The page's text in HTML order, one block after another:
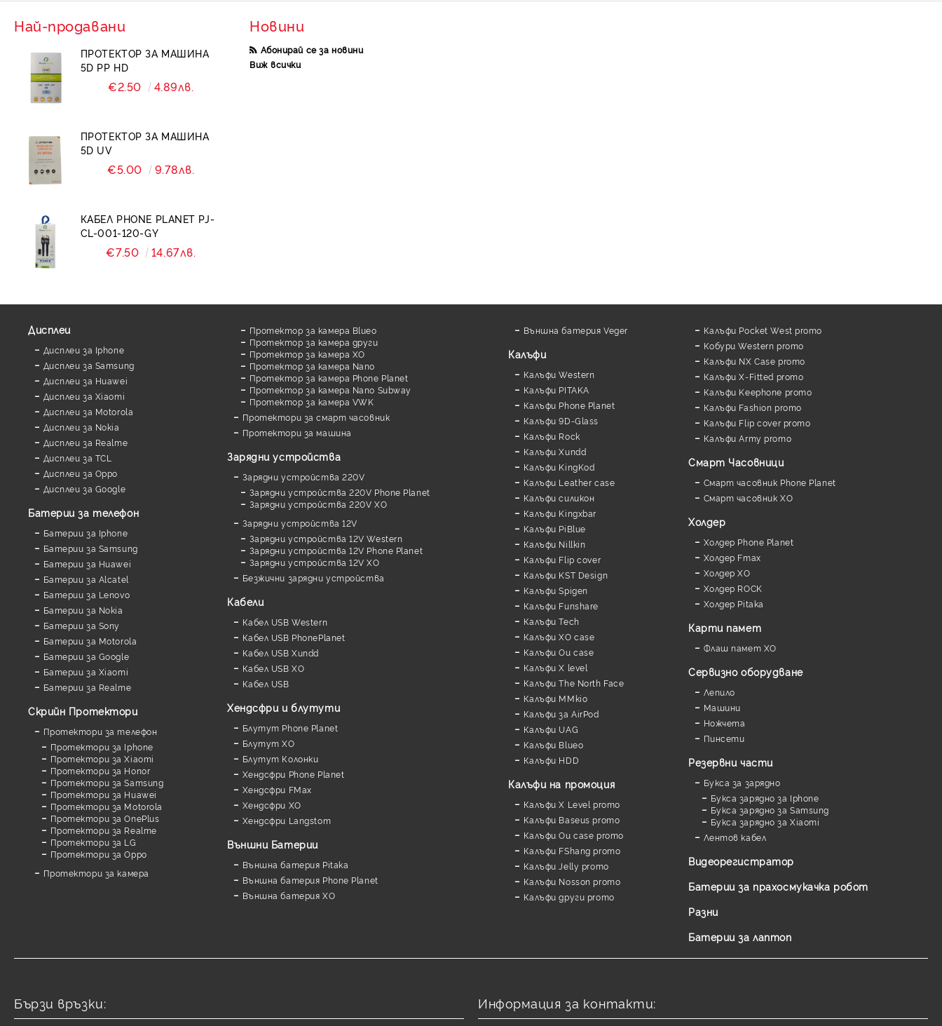
Най-продавани
ПРОТЕКТОР ЗА МАШИНА
5D PP HD
€2.50 4.89лв.
ПРОТЕКТОР ЗА МАШИНА
5D UV
€5.00 9.78лв.
КАБЕЛ PHONE PLANET PJ-
CL-001-120-GY
€7.50 14.67лв.
Новини
Абонирай се за новини
Виж всички
Дисплеи
Дисплеи за Iphone
Дисплеи за Samsung
Дисплеи за Huawei
Дисплеи за Xiaomi
Дисплеи за Motorola
Дисплеи за Nokia
Дисплеи за Realme
Дисплеи за TCL
Дисплеи за Oppo
Дисплеи за Google
Батерии за телефон
Батерии за Iphone
Батерии за Samsung
Батерии за Huawei
Батерии за Alcatel
Батерии за Lenovo
Батерии за Nokia
Батерии за Sony
Батерии за Motorola
Батерии за Google
Батерии за Xiaomi
Батерии за Realme
Скрийн Протектори
Протектори за телефон
Протектори за Iphone
Протектори за Xiaomi
Протектори за Honor
Протектори за Samsung
Протектори за Huawei
Протектори за Motorola
Протектори за OnePlus
Протектори за Realme
Протектори за LG
Протектори за Oppo
Протектори за камера
Протектор за камера Blueo
Протектор за камера други
Протектор за камера XO
Протектор за камера Nano
Протектор за камера Phone Planet
Протектор за камера Nano Subway
Протектор за камера VWK
Протектори за смарт часовник
Протектори за машина
Зарядни устройства
Зарядни устройства 220V
Зарядни устройства 220V Phone Planet
Зарядни устройства 220V XO
Зарядни устройства 12V
Зарядни устройства 12V Western
Зарядни устройства 12V Phone Planet
Зарядни устройства 12V XO
Безжични зарядни устройства
Кабели
Кабел USB Western
Кабел USB PhonePlanet
Кабел USB Xundd
Кабел USB XO
Кабел USB
Хендсфри и блутути
Блутут Phone Planet
Блутут XO
Блутут Колонки
Хендсфри Phone Planet
Хендсфри FMax
Хендсфри XO
Хендсфри Langstom
Външни Батерии
Външна батерия Pitaka
Външна батерия Phone Planet
Външна батерия XO
Външна батерия Veger
Калъфи
Калъфи Western
Калъфи PITAKA
Калъфи Phone Planet
Калъфи 9D-Glass
Калъфи Rock
Калъфи Xundd
Калъфи KingKod
Калъфи Leather case
Калъфи силикон
Калъфи Kingxbar
Калъфи PiBlue
Калъфи Nillkin
Калъфи Flip cover
Калъфи KST Design
Калъфи Spigen
Калъфи Funshare
Калъфи Tech
Калъфи XO case
Калъфи Ou case
Калъфи X level
Калъфи The North Face
Калъфи MMkio
Калъфи за AirPod
Калъфи UAG
Калъфи Blueo
Калъфи HDD
Калъфи на промоция
Калъфи X Level promo
Калъфи Baseus promo
Калъфи Ou case promo
Калъфи FShang promo
Калъфи Jelly promo
Калъфи Nosson promo
Калъфи други promo
Калъфи Pocket West promo
Кобури Western promo
Калъфи NX Case promo
Калъфи X-Fitted promo
Калъфи Keephone promo
Калъфи Fashion promo
Калъфи Flip cover promo
Калъфи Army promo
Смарт Часовници
Смарт часовник Phone Planet
Смарт часовник XO
Холдер
Холдер Phone Planet
Холдер Fmax
Холдер XO
Холдер ROCK
Холдер Pitaka
Карти памет
Флаш памет XO
Сервизно оборудване
Лепило
Машини
Ножчета
Пинсети
Резервни части
Букса за зарядно
Букса зарядно за Iphone
Букса зарядно за Samsung
Букса зарядно за Xiaomi
Лентов кабел
Видеорегистратор
Батерии за прахосмукачка робот
Разни
Батерии за лаптоп
Бързи връзки: Информация за контакти: